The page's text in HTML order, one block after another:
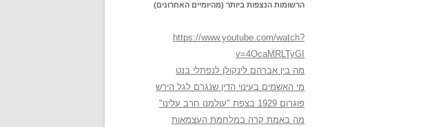
הרשומות הנצפות ביותר (מהיומיים האחרונים)
https://www.youtube.com/watch?
v=4OcaMRLTyGI
מה בין אברהם לינקולן לנפתלי בנט
מי האשמים בעינוי הדין שנגרם לגל הירש
פוגרום 1929 בצפת "עולמנו חרב עלינו"
מה באמת קרה במלחמת העצמאות